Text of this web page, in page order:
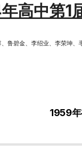
高中第1
鲁碧金、李绍业、李荣坤
1959